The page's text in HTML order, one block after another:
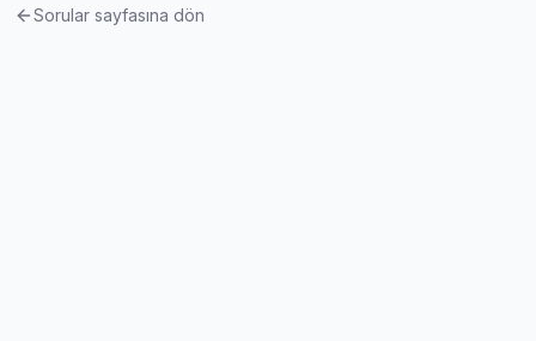
Sorular sayfasına dön